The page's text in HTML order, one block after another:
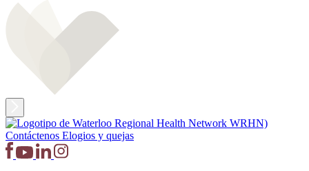
Contáctenos Elogios y quejas